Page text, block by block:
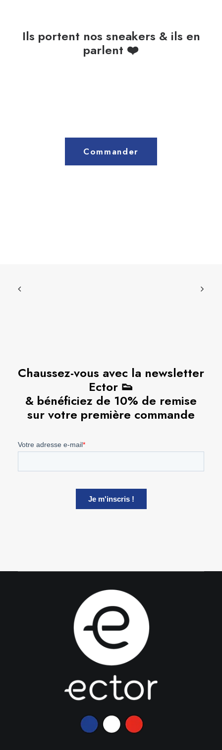
Ils portent nos sneakers & ils en
parlent ❤️
Commander
Chaussez-vous avec la newsletter
Ector 👟
& bénéficiez de 10% de remise
sur votre première commande